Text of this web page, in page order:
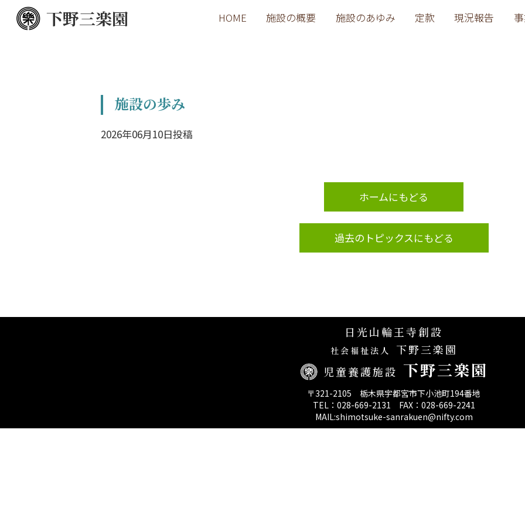
下野三楽園 HOME 施設の概要 施設のあゆみ 定款 現況報告
施設の歩み
2026年06月10日投稿
ホームにもどる
過去のトピックスにもどる
日光山輪王寺創設
社会福祉法人
下野三楽園
児童養護施設 下野三楽園
〒321-2105 栃木県宇都宮市下小池町194番地
TEL：028-669-2131 FAX：028-669-2241
MAIL:shimotsuke-sanrakuen@nifty.com